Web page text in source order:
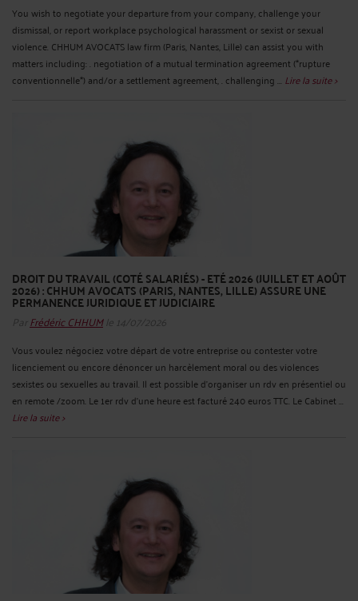
You wish to negotiate your departure from your company, challenge your
dismissal, or report workplace psychological harassment or sexist or sexual
violence. CHHUM AVOCATS law firm (Paris, Nantes, Lille) can assist you with
matters including: . negotiation of a mutual termination agreement (*rupture
conventionnelle*) and/or a settlement agreement, . challenging ... Lire la suite >
DROIT DU TRAVAIL (COTÉ SALARIÉS) - ETÉ 2026 (JUILLET ET AOÛT
2026) : CHHUM AVOCATS (PARIS, NANTES, LILLE) ASSURE UNE
PERMANENCE JURIDIQUE ET JUDICIAIRE
Par Frédéric CHHUMle 14/07/2026
Vous voulez négociez votre départ de votre entreprise ou contester votre
licenciement ou encore dénoncer un harcèlement moral ou des violences
sexistes ou sexuelles au travail. Il est possible d’organiser un rdv en présentiel ou
en remote /zoom. Le 1er rdv d'une heure est facturé 240 euros TTC. Le Cabinet ...
Lire la suite >